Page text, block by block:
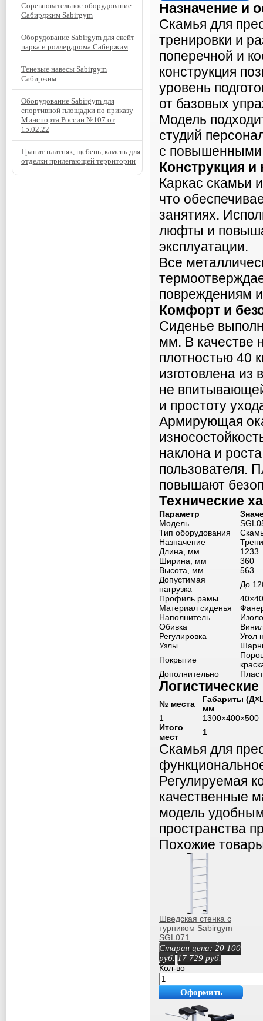
Назначение и
Скамья для
тренировки и
поперечной и
конструкция
уровень
от базовых
Модель
студий
с повышенными
Конструкция и
Каркас скамьи
что
занятиях.
люфты и
эксплуатации.
Все
повреждениям
Комфорт и
Сиденье
мм. В качестве
плотностью 40
изготовлена из
не впитывающей
и простоту
Армирующая
наклона и
пользователя.
повышают
Технические
Параметр
Модель
Тип оборудования
Назначение
Длина, мм
1233
Ширина, мм
360
Высота, мм
563
Допустимая
нагрузка
До
Профиль рамы
Материал сиденья
Наполнитель
Обивка
Регулировка
Угол
Узлы
Покрытие
Дополнительно
№ места
Габариты
мм
1
1300×400×500
Итого
мест
1
Скамья для
Регулируемая
качественные
модель
пространства
Похожие
Шведская стенка с
турником Sabirgym
SGL071
спортдоставка
Старая цена: 20 100
руб. 17 729 руб.
Кол-во
Оформить
покупку
Соревновательное оборудование
Сабирджим Sabirgym
Оборудование Sabirgym для скейт
парка и роллердрома Сабиржим
Теневые навесы Sabirgym
Сабиржим
Оборудование Sabirgym для
спортивной площадки по приказу
Минспорта России №107 от
15.02.22
Гранит плитняк, щебень, камень для
отделки прилегающей территории